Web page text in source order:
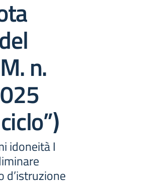
n.
idoneità I
d’istruzione